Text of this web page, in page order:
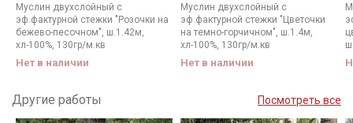
Муслин двухслойный с
эф.фактурной стежки "Розочки на
бежево-песочном", ш.1.42м,
хл-100%, 130гр/м.кв
Нет в наличии
Муслин двухслойный с
эф.фактурной стежки "Цветочки
на темно-горчичном", ш.1.4м,
хл-100%, 130гр/м.кв
Нет в наличии
Другие работы Посмотреть все